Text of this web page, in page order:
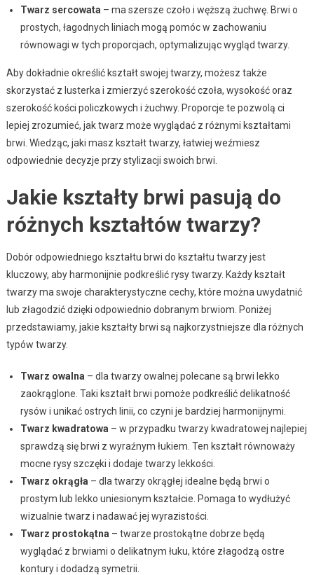
Twarz sercowata – ma szersze czoło i węższą żuchwę. Brwi o
prostych, łagodnych liniach mogą pomóc w zachowaniu
równowagi w tych proporcjach, optymalizując wygląd twarzy.
Aby dokładnie określić kształt swojej twarzy, możesz także
skorzystać z lusterka i zmierzyć szerokość czoła, wysokość oraz
szerokość kości policzkowych i żuchwy. Proporcje te pozwolą ci
lepiej zrozumieć, jak twarz może wyglądać z różnymi kształtami
brwi. Wiedząc, jaki masz kształt twarzy, łatwiej weźmiesz
odpowiednie decyzje przy stylizacji swoich brwi.
Jakie kształty brwi pasują do
różnych kształtów twarzy?
Dobór odpowiedniego kształtu brwi do kształtu twarzy jest
kluczowy, aby harmonijnie podkreślić rysy twarzy. Każdy kształt
twarzy ma swoje charakterystyczne cechy, które można uwydatnić
lub złagodzić dzięki odpowiednio dobranym brwiom. Poniżej
przedstawiamy, jakie kształty brwi są najkorzystniejsze dla różnych
typów twarzy.
Twarz owalna – dla twarzy owalnej polecane są brwi lekko
zaokrąglone. Taki kształt brwi pomoże podkreślić delikatność
rysów i unikać ostrych linii, co czyni je bardziej harmonijnymi.
Twarz kwadratowa – w przypadku twarzy kwadratowej najlepiej
sprawdzą się brwi z wyraźnym łukiem. Ten kształt równoważy
mocne rysy szczęki i dodaje twarzy lekkości.
Twarz okrągła – dla twarzy okrągłej idealne będą brwi o
prostym lub lekko uniesionym kształcie. Pomaga to wydłużyć
wizualnie twarz i nadawać jej wyrazistości.
Twarz prostokątna – twarze prostokątne dobrze będą
wyglądać z brwiami o delikatnym łuku, które złagodzą ostre
kontury i dodadzą symetrii.